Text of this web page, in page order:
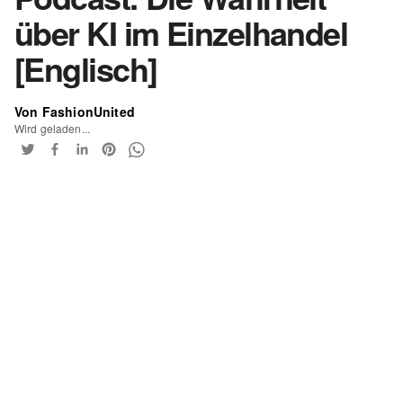
über KI im Einzelhandel
[Englisch]
Von FashionUnited
Wird geladen...